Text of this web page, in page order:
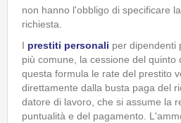
non hanno l'obbligo di specificare
richiesta.
I prestiti personali per dipendenti
più comune, la cessione del quinto
questa formula le rate del prestito
direttamente dalla busta paga del
datore di lavoro, che si assume la
puntualità e del pagamento.